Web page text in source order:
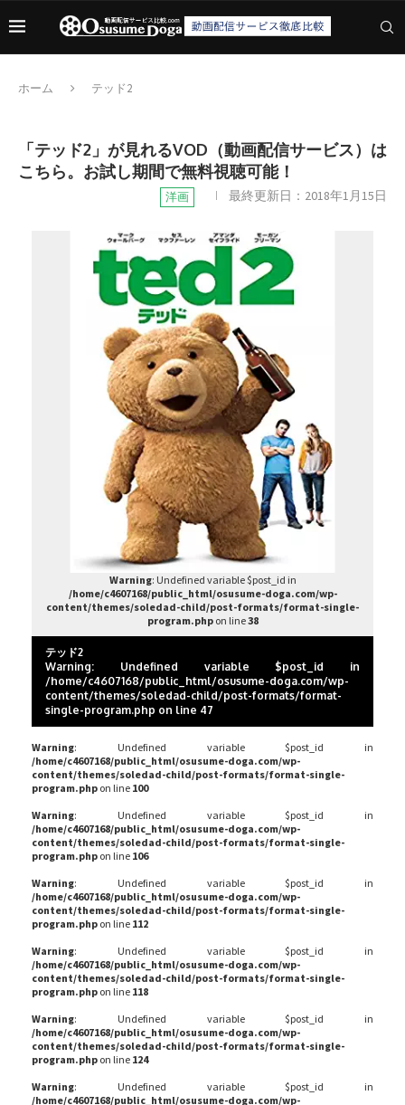
ホーム テッド2
「テッド2」が見れるVOD（動画配信サービス）は
こちら。お試し期間で無料視聴可能！
洋画 最終更新日： 2018年1月15日
Warning: Undefined variable $post_id in
/home/c4607168/public_html/osusume-doga.com/wp-
content/themes/soledad-child/post-formats/format-single-
program.phpon line38
テッド2
Warning: Undefined variable $post_id in
/home/c4607168/public_html/osusume-doga.com/wp-
content/themes/soledad-child/post-formats/format-
single-program.php on line 47
Warning: Undefined variable $post_id in
/home/c4607168/public_html/osusume-doga.com/wp-
content/themes/soledad-child/post-formats/format-single-
program.php on line 100
Warning: Undefined variable $post_id in
/home/c4607168/public_html/osusume-doga.com/wp-
content/themes/soledad-child/post-formats/format-single-
program.php on line 106
Warning: Undefined variable $post_id in
/home/c4607168/public_html/osusume-doga.com/wp-
content/themes/soledad-child/post-formats/format-single-
program.php on line 112
Warning: Undefined variable $post_id in
/home/c4607168/public_html/osusume-doga.com/wp-
content/themes/soledad-child/post-formats/format-single-
program.php on line 118
Warning: Undefined variable $post_id in
/home/c4607168/public_html/osusume-doga.com/wp-
content/themes/soledad-child/post-formats/format-single-
program.php on line 124
Warning: Undefined variable $post_id in
/home/c4607168/public_html/osusume-doga.com/wp-